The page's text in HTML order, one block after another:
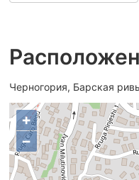
Черногория, Барская
+
−